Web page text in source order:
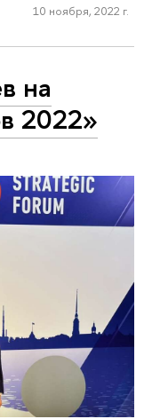
10 ноября, 2022 г.
на
2022»